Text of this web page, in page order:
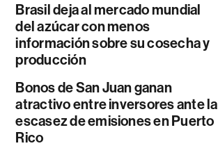
Brasil deja al mercado mundial
del azúcar con menos
información sobre su cosecha y
producción
Bonos de San Juan ganan
atractivo entre inversores ante la
escasez de emisiones en Puerto
Rico